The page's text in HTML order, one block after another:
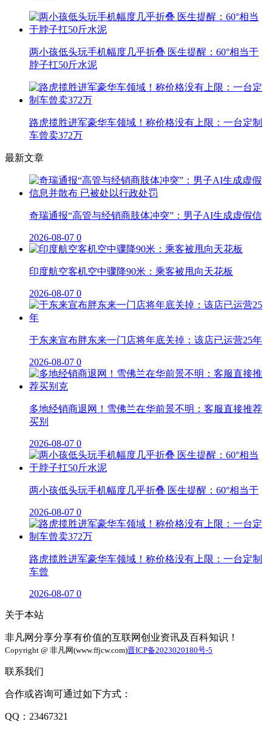
两小孩低头玩手机幅度几乎折叠 医生提醒：60°相当于
脖子扛50斤水泥
路虎揽胜进军豪华车领域！称价格没有上限：一台定制
车曾卖372万
最新文章
奇瑞通报“高管与经销商肢体冲突”：男子AI生成虚假信
2026-08-07 0
印度航空客机空中骤降90米：乘客被甩向天花板
2026-08-07 0
于东来宣布胖东来一门店将年底关掉：该店已运营25年
2026-08-07 0
多地经销商退网！雪佛兰在华前景不明：客服直接推荐
买别
2026-08-07 0
两小孩低头玩手机幅度几乎折叠 医生提醒：60°相当于
2026-08-07 0
路虎揽胜进军豪华车领域！称价格没有上限：一台定制
车曾
2026-08-07 0
关于本站
非凡网分享分享有价值的互联网创业资讯及百科知识！
Copyright @ 非凡网(www.ffjcw.com)晋ICP备2023020180号-5
联系我们
合作或咨询可通过如下方式：
QQ：23467321